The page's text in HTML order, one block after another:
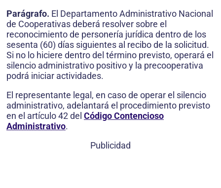
Parágrafo. El Departamento Administrativo Nacional
de Cooperativas deberá resolver sobre el
reconocimiento de personería jurídica dentro de los
sesenta (60) días siguientes al recibo de la solicitud.
Si no lo hiciere dentro del término previsto, operará el
silencio administrativo positivo y la precooperativa
podrá iniciar actividades.
El representante legal, en caso de operar el silencio
administrativo, adelantará el procedimiento previsto
en el artículo 42 del Código Contencioso
Administrativo.
Publicidad